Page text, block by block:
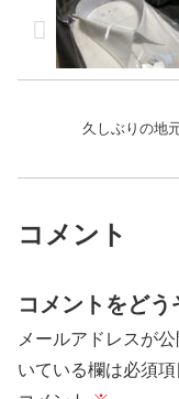
久しぶりの地
コメント
コメントをどう
メールアドレスが
いている欄は必須